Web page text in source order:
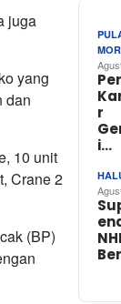
juga
yang
dan
10 unit
Crane 2
(BP)
r
i…